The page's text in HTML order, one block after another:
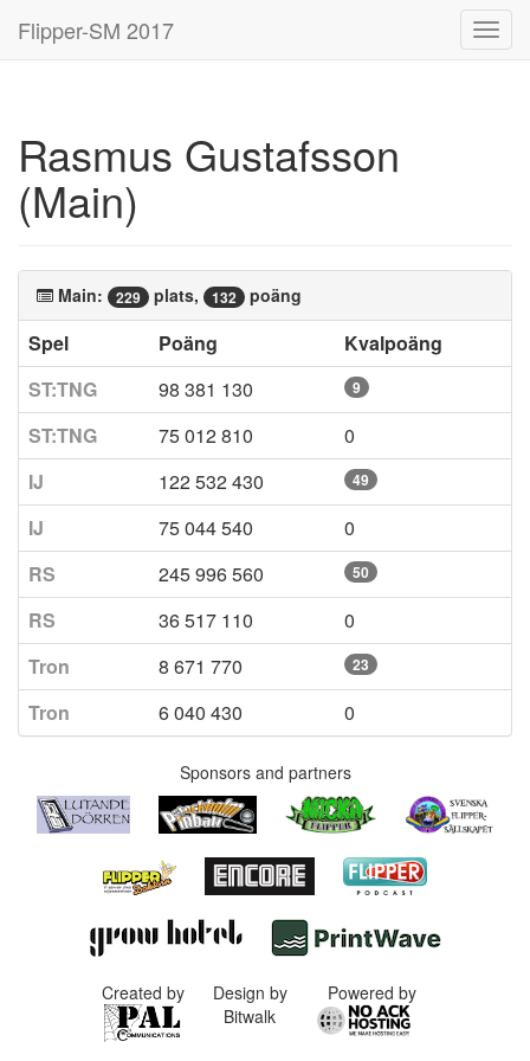
Flipper-SM 2017
Rasmus Gustafsson
(Main)
Main: 229 plats, 132 poäng
Spel Poäng
Kvalpoäng
ST:TNG
98 381 130 9
ST:TNG 75 012 810
0
IJ
122 532 430 49
IJ 75 044 540
0
RS
245 996 560 50
RS 36 517 110
0
Tron
8 671 770 23
Tron 6 040 430 0
Sponsors and partners
Created by
Design by
Bitwalk
Powered by